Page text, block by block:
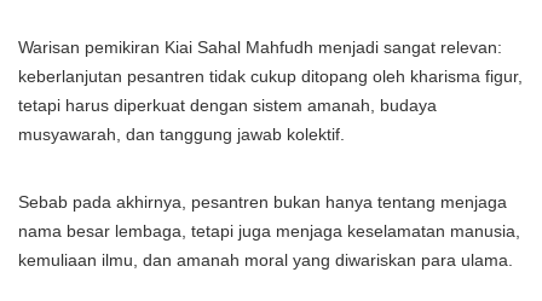
Warisan pemikiran Kiai Sahal Mahfudh menjadi sangat relevan:
keberlanjutan pesantren tidak cukup ditopang oleh kharisma figur,
tetapi harus diperkuat dengan sistem amanah, budaya
musyawarah, dan tanggung jawab kolektif.
Sebab pada akhirnya, pesantren bukan hanya tentang menjaga
nama besar lembaga, tetapi juga menjaga keselamatan manusia,
kemuliaan ilmu, dan amanah moral yang diwariskan para ulama.